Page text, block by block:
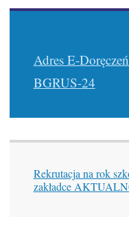
Adres E-
BGRUS-24
Rekrutacja na rok
zakładce